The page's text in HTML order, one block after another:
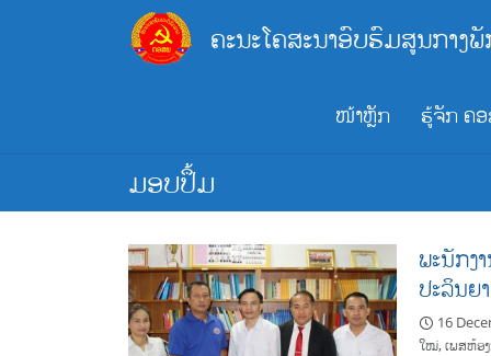
ຄະນະໂຄສະນາອົບຮົມສູນກາງ
ໜ້າຫຼັກ ຮູ້ຈັກ ຄ
ມອບປຶ້ມ
ພະນັກງ
ປະລິນຍ
16
ໃໝ່,ເພສຫ້ອ